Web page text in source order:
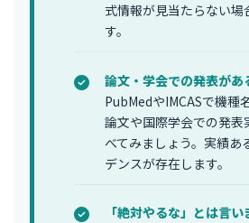
式情報が見当たらない場
す。
論文・学会での発表があ
PubMedやIMCASで機種
論文や国際学会での発表
べてみましょう。実績あ
デンスが存在します。
「絶対やるな」とは言